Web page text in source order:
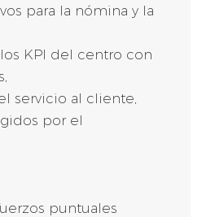
para la nómina y la
KPI del centro con
servicio al cliente,
por el
puntuales